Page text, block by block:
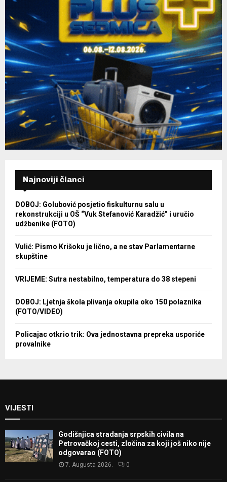
Najnoviji članci
DOBOJ: Golubović posjetio fiskulturnu salu u
rekonstrukciji u OŠ “Vuk Stefanović Karadžić” i uručio
udžbenike (FOTO)
Vulić: Pismo Krišoku je lično, a ne stav Parlamentarne
skupštine
VRIJEME: Sutra nestabilno, temperatura do 38 stepeni
DOBOJ: Ljetnja škola plivanja okupila oko 150 polaznika
(FOTO/VIDEO)
Policajac otkrio trik: Ova jednostavna prepreka usporiće
provalnike
VIJESTI
Godišnjica stradanja srpskih civila na
Petrovačkoj cesti, zločina za koji još niko nije
odgovarao (FOTO)
7. Augusta 2026. 0